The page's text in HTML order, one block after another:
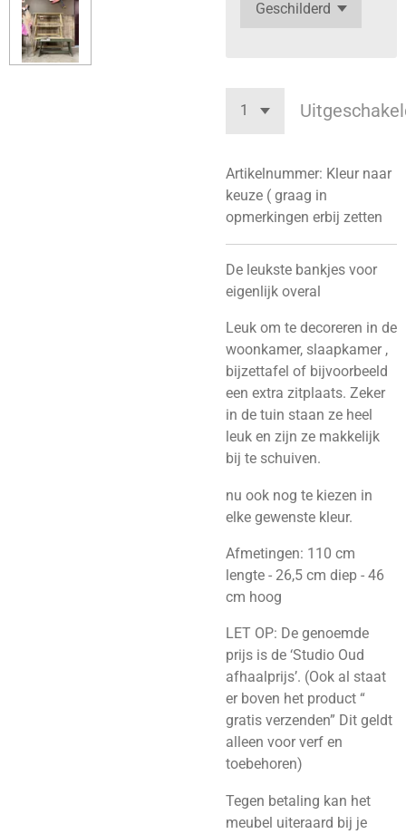
Artikelnummer: Kleur naar
keuze ( graag in
opmerkingen erbij zetten
De leukste bankjes voor
eigenlijk overal
Leuk om te decoreren in de
woonkamer, slaapkamer ,
bijzettafel of bijvoorbeeld
een extra zitplaats. Zeker
in de tuin staan ze heel
leuk en zijn ze makkelijk
bij te schuiven.
nu ook nog te kiezen in
elke gewenste kleur.
Afmetingen: 110 cm
lengte - 26,5 cm diep - 46
cm hoog
LET OP: De genoemde
prijs is de ‘Studio Oud
afhaalprijs’. (Ook al staat
er boven het product “
gratis verzenden” Dit geldt
alleen voor verf en
toebehoren)
Tegen betaling kan het
meubel uiteraard bij je